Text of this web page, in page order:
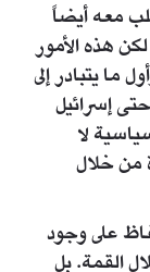
معه أيضاً
هذه الأمور
ما يتبادر إلى
إسرائيل
لا
من خلال
على وجود
القمة. بل